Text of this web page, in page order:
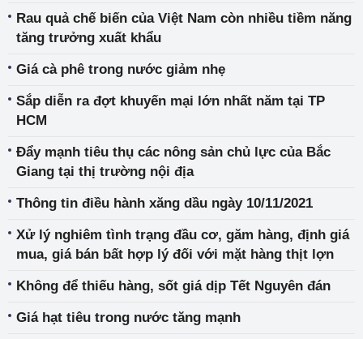
Rau quả chế biến của Việt Nam còn nhiều tiềm năng
tăng trưởng xuất khẩu
Giá cà phê trong nước giảm nhẹ
Sắp diễn ra đợt khuyến mại lớn nhất năm tại TP
HCM
Đẩy mạnh tiêu thụ các nông sản chủ lực của Bắc
Giang tại thị trường nội địa
Thông tin điều hành xăng dầu ngày 10/11/2021
Xử lý nghiêm tình trạng đầu cơ, găm hàng, định giá
mua, giá bán bất hợp lý đối với mặt hàng thịt lợn
Không để thiếu hàng, sốt giá dịp Tết Nguyên đán
Giá hạt tiêu trong nước tăng mạnh